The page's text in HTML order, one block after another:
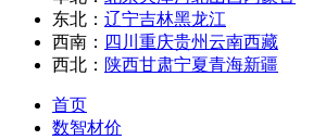
东北： 辽宁吉林黑龙江
西南： 四川 重庆贵州云南西藏
西北： 陕西甘肃宁夏青海新疆
首页
数智材价